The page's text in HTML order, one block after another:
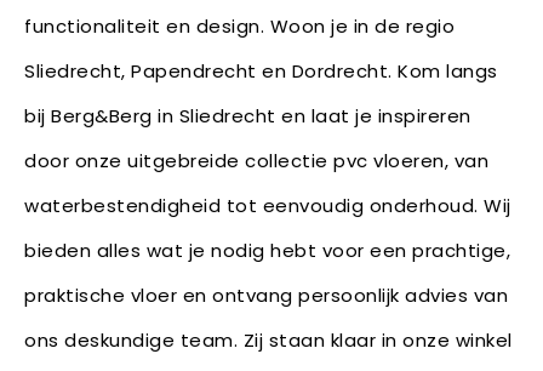
functionaliteit en design. Woon je in de regio
Sliedrecht, Papendrecht en Dordrecht. Kom langs
bij Berg&Berg in Sliedrecht en laat je inspireren
door onze uitgebreide collectie pvc vloeren, van
waterbestendigheid tot eenvoudig onderhoud. Wij
bieden alles wat je nodig hebt voor een prachtige,
praktische vloer en ontvang persoonlijk advies van
ons deskundige team. Zij staan klaar in onze winkel